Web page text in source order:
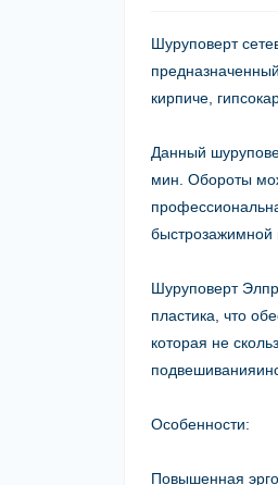
Шуруповерт
кирпиче,
Данный
мин. Обороты
Шуруповерт
пластика, что
которая не
Особенности:
Повышенная